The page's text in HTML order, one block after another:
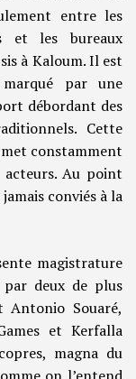
entre les
et les bureaux
à Kaloum. Il est
par une
débordant des
Cette
constamment
Au point
conviés à la
magistrature
par deux de plus
Antonio Souaré,
et Kerfalla
magna du